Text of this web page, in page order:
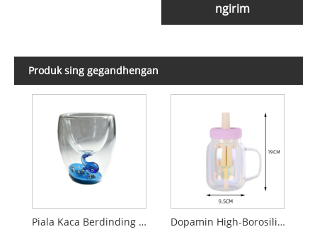
ngirim
Produk sing gegandhengan
Piala Kaca Berdinding Ganda Kreatif kanthi Sisipan Paus Laut 3D Dopamin High-Borosilicate Glass Tumbler karo Straw